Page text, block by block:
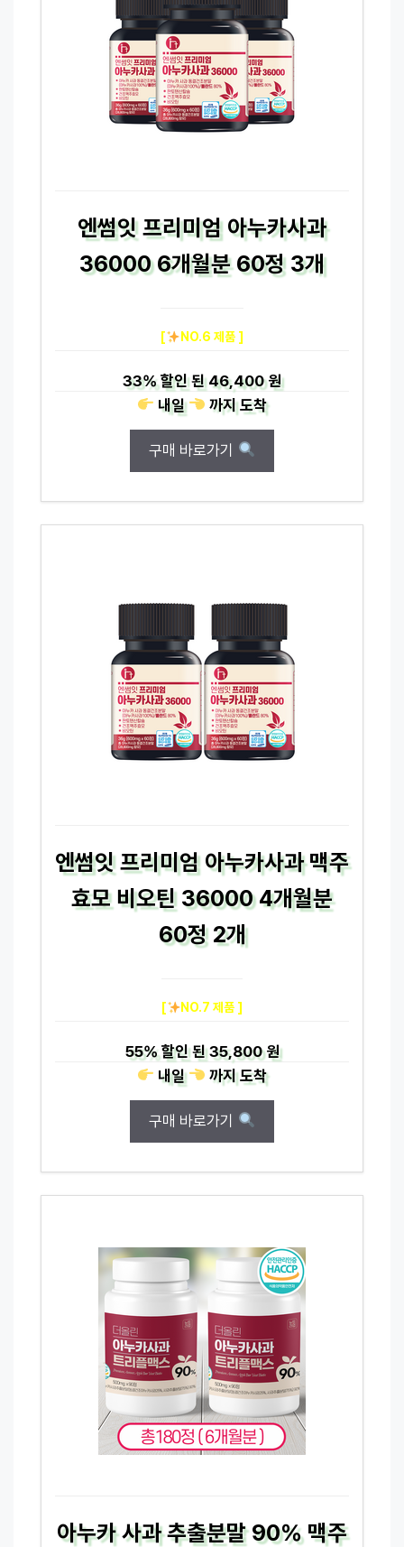
엔썸잇 프리미엄 아누카사과
36000 6개월분 60정 3개
[ NO.6 제품 ]
33%할인 된46,400 원
내일
까지도착
구매 바로가기
엔썸잇 프리미엄 아누카사과 맥주
효모 비오틴 36000 4개월분
60정 2개
[ NO.7 제품 ]
55%할인 된35,800 원
내일
까지도착
구매 바로가기
아누카 사과 추출분말 90% 맥주